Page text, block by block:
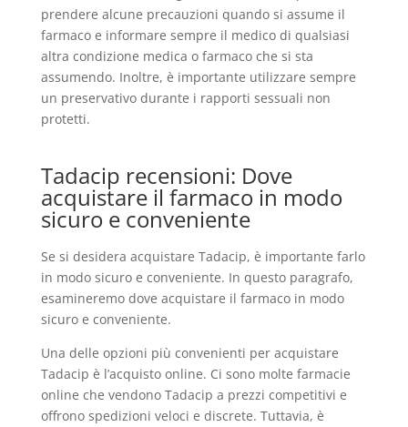
prendere alcune precauzioni quando si assume il
farmaco e informare sempre il medico di qualsiasi
altra condizione medica o farmaco che si sta
assumendo. Inoltre, è importante utilizzare sempre
un preservativo durante i rapporti sessuali non
protetti.
Tadacip recensioni: Dove
acquistare il farmaco in modo
sicuro e conveniente
Se si desidera acquistare Tadacip, è importante farlo
in modo sicuro e conveniente. In questo paragrafo,
esamineremo dove acquistare il farmaco in modo
sicuro e conveniente.
Una delle opzioni più convenienti per acquistare
Tadacip è l’acquisto online. Ci sono molte farmacie
online che vendono Tadacip a prezzi competitivi e
offrono spedizioni veloci e discrete. Tuttavia, è